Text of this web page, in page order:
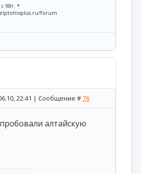
98г. *
forum
22:41 | Сообщение #76
алтайскую